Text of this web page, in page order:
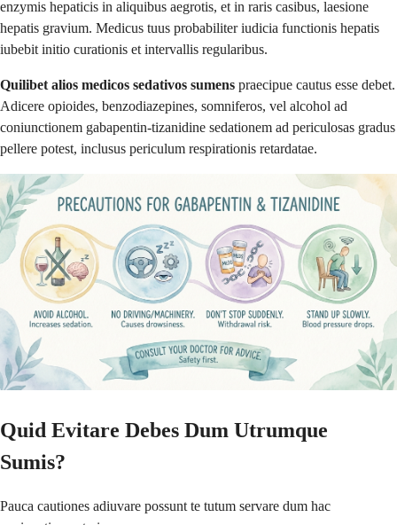
enzymis hepaticis in aliquibus aegrotis, et in raris casibus, laesione
hepatis gravium. Medicus tuus probabiliter iudicia functionis hepatis
iubebit initio curationis et intervallis regularibus.
Quilibet alios medicos sedativos sumens praecipue cautus esse debet.
Adicere opioides, benzodiazepines, somniferos, vel alcohol ad
coniunctionem gabapentin-tizanidine sedationem ad periculosas gradus
pellere potest, inclusus periculum respirationis retardatae.
Quid Evitare Debes Dum Utrumque
Sumis?
Pauca cautiones adiuvare possunt te tutum servare dum hac